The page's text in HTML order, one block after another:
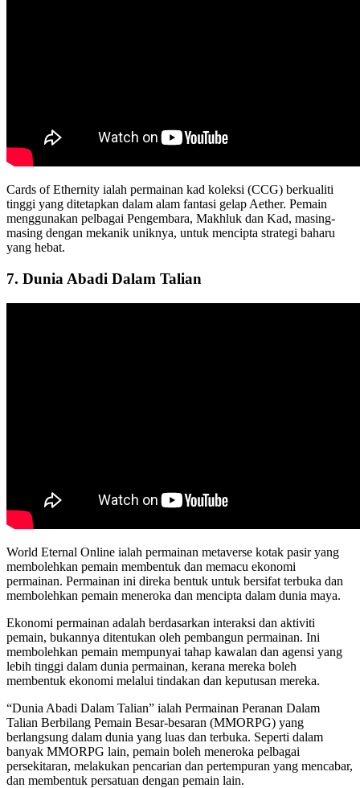
Cards of Ethernity ialah permainan kad koleksi (CCG) berkualiti
tinggi yang ditetapkan dalam alam fantasi gelap Aether. Pemain
menggunakan pelbagai Pengembara, Makhluk dan Kad, masing-
masing dengan mekanik uniknya, untuk mencipta strategi baharu
yang hebat.
7. Dunia Abadi Dalam Talian
World Eternal Online ialah permainan metaverse kotak pasir yang
membolehkan pemain membentuk dan memacu ekonomi
permainan. Permainan ini direka bentuk untuk bersifat terbuka dan
membolehkan pemain meneroka dan mencipta dalam dunia maya.
Ekonomi permainan adalah berdasarkan interaksi dan aktiviti
pemain, bukannya ditentukan oleh pembangun permainan. Ini
membolehkan pemain mempunyai tahap kawalan dan agensi yang
lebih tinggi dalam dunia permainan, kerana mereka boleh
membentuk ekonomi melalui tindakan dan keputusan mereka.
“Dunia Abadi Dalam Talian” ialah Permainan Peranan Dalam
Talian Berbilang Pemain Besar-besaran (MMORPG) yang
berlangsung dalam dunia yang luas dan terbuka. Seperti dalam
banyak MMORPG lain, pemain boleh meneroka pelbagai
persekitaran, melakukan pencarian dan pertempuran yang mencabar,
dan membentuk persatuan dengan pemain lain.